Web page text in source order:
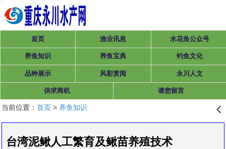
首页 渔业讯息 水花鱼公众号
养鱼知识 养鱼宝典 钓鱼文化
品种展示 风彩赏阅 永川人文
供求商机 请您留言
当前位置： 首页> 养鱼知识 󰊒
台湾泥鳅人工繁育及鳅苗养殖技术